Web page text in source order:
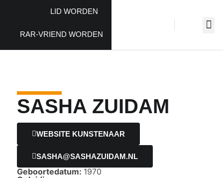
LID WORDEN
RAR-VRIEND WORDEN
SASHA ZUIDAM
WEBSITE KUNSTENAAR
SASHA@SASHAZUIDAM.NL
Geboortedatum: 1970